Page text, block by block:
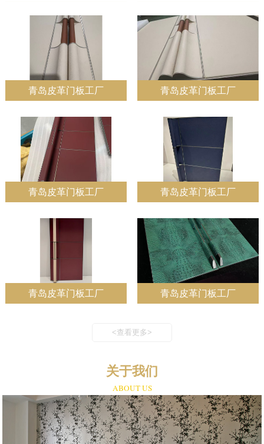
青岛皮革门板工厂 青岛皮革门板工厂
青岛皮革门板工厂 青岛皮革门板工厂
青岛皮革门板工厂 青岛皮革门板工厂
<查看更多>
关于我们
ABOUT US